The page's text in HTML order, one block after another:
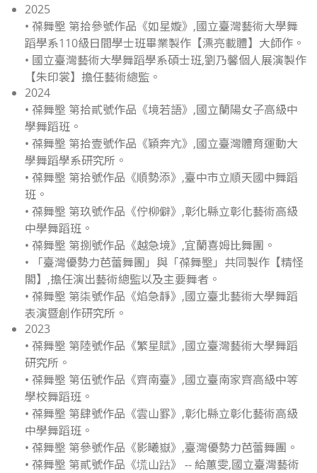
2025
• 葆舞壂 第拾參號作品《如星嫙》,國立臺灣藝術大學舞
蹈學系110級日間學士班畢業製作【漂亮載體】大師作。
• 國立臺灣藝術大學舞蹈學系碩士班,劉乃馨個人展演製作
【朱印裳】擔任藝術總監。
2024
• 葆舞壂 第拾貳號作品《境若語》,國立蘭陽女子高級中
學舞蹈班。
• 葆舞壂 第拾壹號作品《穎奔亢》,國立臺灣體育運動大
學舞蹈學系研究所。
• 葆舞壂 第拾號作品《順勢添》,臺中市立順天國中舞蹈
班。
• 葆舞壂 第玖號作品《佇柳僻》,彰化縣立彰化藝術高級
中學舞蹈班。
• 葆舞壂 第捌號作品《越急境》,宜蘭喜姆比舞團。
• 「臺灣優勢力芭蕾舞團」與「葆舞壂」共同製作【精怪
閣】,擔任演出藝術總監以及主要舞者。
• 葆舞壂 第柒號作品《焰急靜》,國立臺北藝術大學舞蹈
表演暨創作研究所。
2023
• 葆舞壂 第陸號作品《繁星賦》,國立臺灣藝術大學舞蹈
研究所。
• 葆舞壂 第伍號作品《齊南臺》,國立臺南家齊高級中等
學校舞蹈班。
• 葆舞壂 第肆號作品《雲山罫》,彰化縣立彰化藝術高級
中學舞蹈班。
• 葆舞壂 第參號作品《影曦嶽》,臺灣優勢力芭蕾舞團。
• 葆舞壂 第貳號作品《塃山跍》 -- 給蕙雯,國立臺灣藝術